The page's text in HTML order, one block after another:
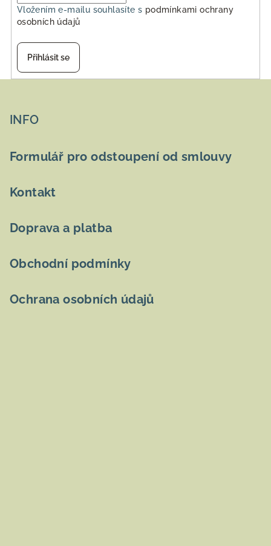
Vložením e-mailu souhlasíte s podmínkami ochrany
osobních údajů
Přihlásit se
INFO
Formulář pro odstoupení od smlouvy
Kontakt
Doprava a platba
Obchodní podmínky
Ochrana osobních údajů